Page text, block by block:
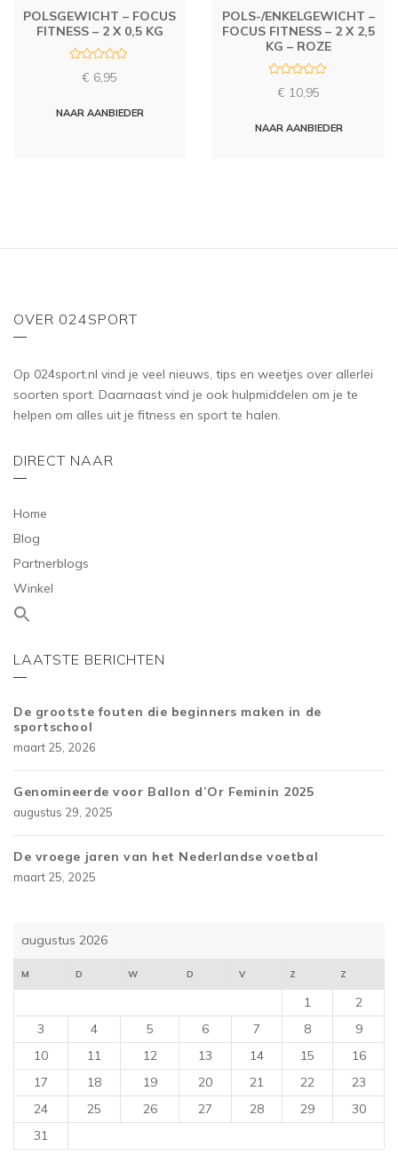
POLSGEWICHT – FOCUS
FITNESS – 2 X 0,5 KG
d
€ 6,95
NAAR AANBIEDER
POLS-/ENKELGEWICHT –
FOCUS FITNESS – 2 X 2,5
KG – ROZE
d
€ 10,95
NAAR AANBIEDER
OVER 024SPORT
Op 024sport.nl vind je veel nieuws, tips en weetjes over allerlei
soorten sport. Daarnaast vind je ook hulpmiddelen om je te
helpen om alles uit je fitness en sport te halen.
DIRECT NAAR
Home
Blog
Partnerblogs
Winkel
LAATSTE BERICHTEN
De grootste fouten die beginners maken in de
sportschool
maart 25, 2026
Genomineerde voor Ballon d’Or Feminin 2025
augustus 29, 2025
De vroege jaren van het Nederlandse voetbal
maart 25, 2025
augustus 2026
M D W D V Z Z
1
2
3
4 5 6 7 8
9
10
11 12 13 14 15
16
17
18 19 20 21 22
23
24
25 26 27 28 29
30
31